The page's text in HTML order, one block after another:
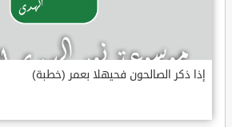
إذا ذكر الصالحون فحيهلا بعمر (خطبة)